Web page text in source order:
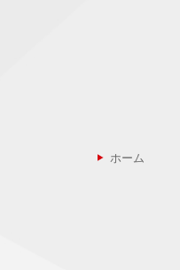
ホーム